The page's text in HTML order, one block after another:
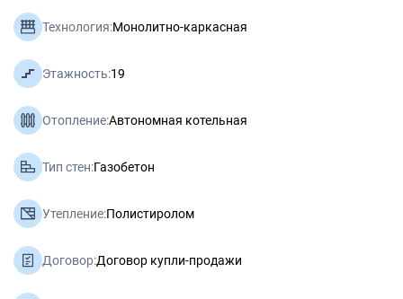
Технология:Монолитно-каркасная
Этажность:19
Отопление:Автономная котельная
Тип стен:Газобетон
Утепление:Полистиролом
Договор:Договор купли-продажи